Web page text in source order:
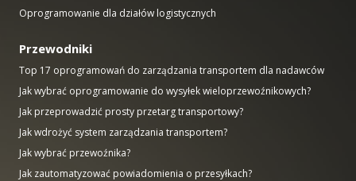
Oprogramowanie dla działów logistycznych
Przewodniki
Top 17 oprogramowań do zarządzania transportem dla nadawców
Jak wybrać oprogramowanie do wysyłek wieloprzewoźnikowych?
Jak przeprowadzić prosty przetarg transportowy?
Jak wdrożyć system zarządzania transportem?
Jak wybrać przewoźnika?
Jak zautomatyzować powiadomienia o przesyłkach?